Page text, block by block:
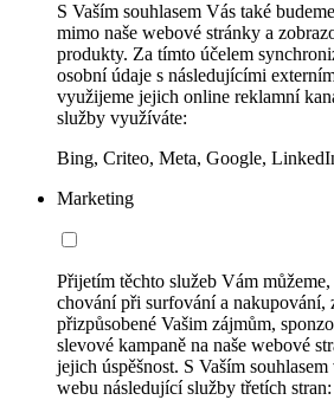
S Vaším souhlasem Vás také
mimo naše webové stránky a
produkty. Za tímto účelem
osobní údaje s následujícími
využijeme jejich online reklamní
služby využíváte:
Bing, Criteo, Meta, Google,
Marketing
Přijetím těchto služeb Vám můžeme,
chování při surfování a nakupování,
přizpůsobené Vašim zájmům,
slevové kampaně na naše webové
jejich úspěšnost. S Vaším
webu následující služby třetích stran: